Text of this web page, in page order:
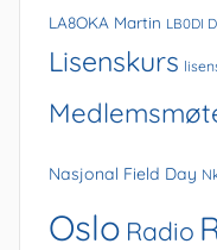
LA8OKA Martin LB0DI
Lisenskurs
Nasjonal Field Day
Oslo Radio